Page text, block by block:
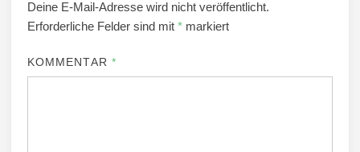
Deine E-Mail-Adresse wird nicht veröffentlicht.
Erforderliche Felder sind mit * markiert
KOMMENTAR *